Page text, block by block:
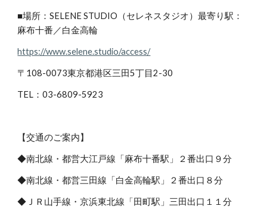
■場所：SELENE STUDIO（セレネスタジオ）最寄り駅：
麻布十番／白金高輪
https://www.selene.studio/access/
〒108-0073東京都港区三田5丁目2-30
TEL：03-6809-5923
【交通のご案内】
◆南北線・都営大江戸線「麻布十番駅」２番出口９分
◆南北線・都営三田線「白金高輪駅」２番出口８分
◆ＪＲ山手線・京浜東北線「田町駅」三田出口１１分